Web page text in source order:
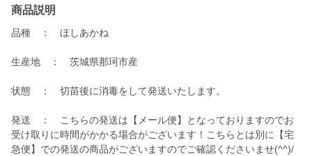
商品説明
品種 ： ほしあかね
生産地 ： 茨城県那珂市産
状態 ： 切苗後に消毒をして発送いたします。
発送 ： こちらの発送は【メール便】となっておりますのでお
受け取りに時間がかかる場合がございます！こちらとは別に【宅
急便】での発送の商品がございますのでご確認くださいませ(^^)/